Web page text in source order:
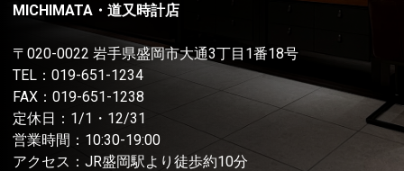
MICHIMATA・道又時計店
〒020-0022 岩手県盛岡市大通3丁目1番18号
TEL： 019-651-1234
FAX：019-651-1238
定休日：1/1・12/31
営業時間：10:30-19:00
アクセス：JR盛岡駅より徒歩約10分